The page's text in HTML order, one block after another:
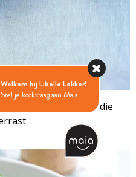
met komkommer die
RECEPTENSET
Welkom bij Libelle Lekker!
Stel je kookvraag aan Maia...